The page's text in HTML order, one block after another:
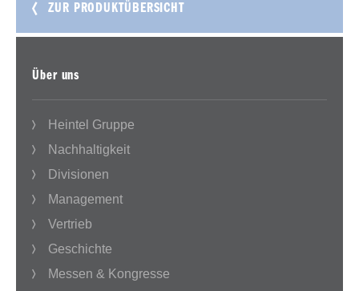
ZUR PRODUKTÜBERSICHT
Über uns
Heintel Gruppe
Nachhaltigkeit
Divisionen
Management
Vertrieb
Geschichte
Messen & Kongresse